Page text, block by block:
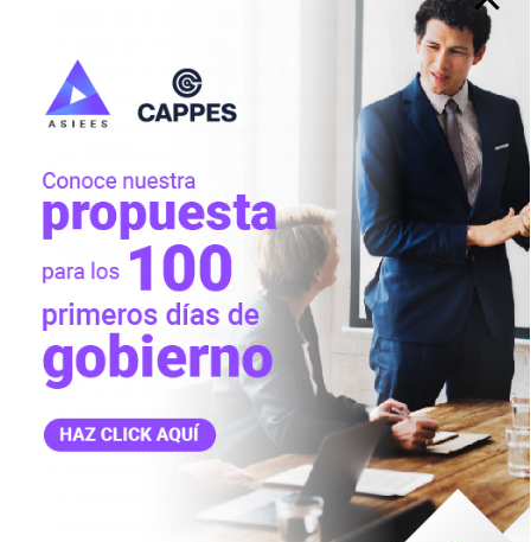
asumir una posición cuestionadora y conformacional
en lugar de articuladora -. Solo bastaría anlaizar los
proyectos de ley que hay en el congreso. Tanto Chile
como Colombia han diseñado políticas de apoyo
crediticio a la demanda de educación superior. El caso
Al año 2018, tenían 636,000 estudiantes con algún
tipo de crédito o subvención, del total de más de 2
millones 240,000 estudiantes. En el caso de Chile, se
ha previsto mejorar el sistema de apoyo y el
presidente Piñera ha impulsado la rebaja de la tasa
de interés a 2 con mecanismos de apoyo estatal. La
cobertura en Chile pasó de 600,000 estudiantes en el
2005 a 1.2 millones al 2018, justamente por políticas
de financiamiento a la demanda. En el Peru tenemos
Pronabec y una buena experiencia con Beca 18.
Lamentablemente, no ha escalado a los niveles que
se requieren. Por ejemplo, este año Pronabec ha
previsto 5,000 becas universitarias y mil en institutos,